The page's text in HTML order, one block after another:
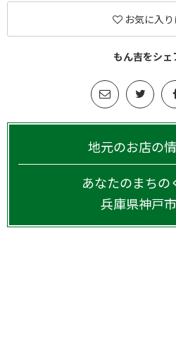
お気に入
もん吉をシェ
地元のお店の
あなたのまちの
兵庫県神戸